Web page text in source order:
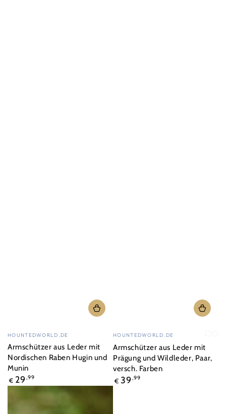
Verkäufer/in:
HOUNTEDWORLD.DE
Armschützer aus Leder mit
Nordischen Raben Hugin und
Munin
Regulärer
Preis
€ 29 ,99
Verkäufer/in:
HOUNTEDWORLD.DE
Armschützer aus Leder mit
Prägung und Wildleder, Paar,
versch. Farben
Regulärer
€ 39 ,99